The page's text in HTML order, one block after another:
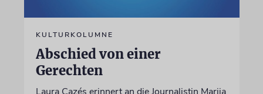
KULTURKOLUMNE
Abschied von einer
Gerechten